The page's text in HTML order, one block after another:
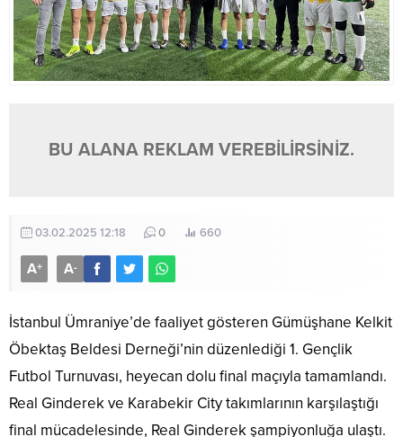
BU ALANA REKLAM VEREBİLİRSİNİZ.
03.02.2025 12:18 0 660
A+ A-
İstanbul Ümraniye’de faaliyet gösteren Gümüşhane Kelkit
Öbektaş Beldesi Derneği’nin düzenlediği 1. Gençlik
Futbol Turnuvası, heyecan dolu final maçıyla tamamlandı.
Real Ginderek ve Karabekir City takımlarının karşılaştığı
final mücadelesinde, Real Ginderek şampiyonluğa ulaştı.